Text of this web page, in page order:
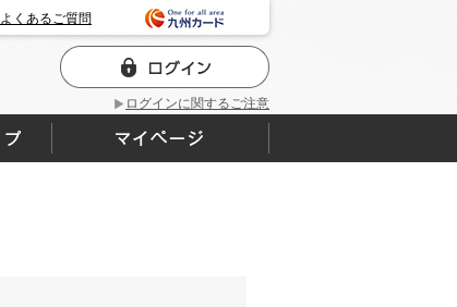
ログインに関するご注意
よくあるご質問